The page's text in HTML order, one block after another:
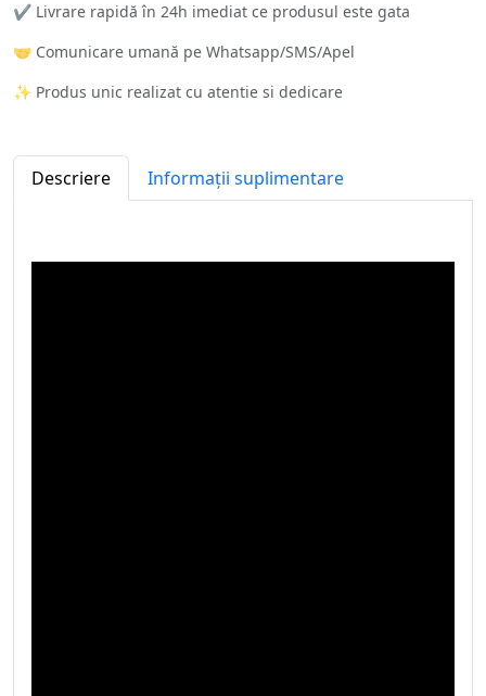
✔️ Livrare rapidă în 24h imediat ce produsul este gata
🤝 Comunicare umană pe Whatsapp/SMS/Apel
✨ Produs unic realizat cu atentie si dedicare
Descriere Informații suplimentare